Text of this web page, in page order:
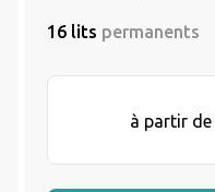
16 lits permanents
à partir de